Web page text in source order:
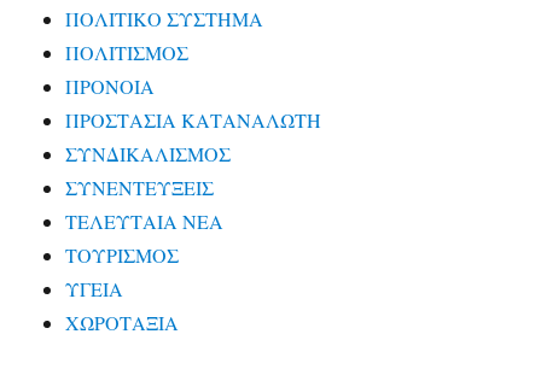
ΠΟΛΙΤΙΚΟ ΣΥΣΤΗΜΑ
ΠΟΛΙΤΙΣΜΟΣ
ΠΡΟΝΟΙΑ
ΠΡΟΣΤΑΣΙΑ ΚΑΤΑΝΑΛΩΤΗ
ΣΥΝΔΙΚΑΛΙΣΜΟΣ
ΣΥΝΕΝΤΕΥΞΕΙΣ
ΤΕΛΕΥΤΑΙΑ ΝΕΑ
ΤΟΥΡΙΣΜΟΣ
ΥΓΕΙΑ
ΧΩΡΟΤΑΞΙΑ